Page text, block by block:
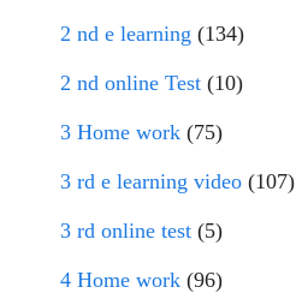
2 nd e learning (134)
2 nd online Test (10)
3 Home work (75)
3 rd e learning video (107)
3 rd online test (5)
4 Home work (96)